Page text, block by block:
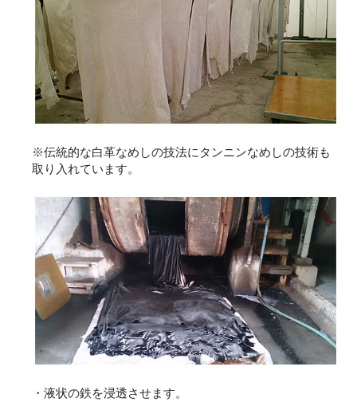
※伝統的な白革なめしの技法にタンニンなめしの技術も
取り入れています。
・液状の鉄を浸透させます。